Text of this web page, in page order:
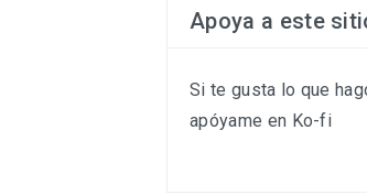
Apoya a este
Si te gusta lo que
apóyame en Ko-fi